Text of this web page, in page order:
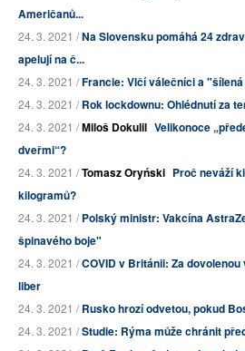
Američanů...
24. 3. 2021 /Na Slovensku pomáhá 24
apelují na č...
24. 3. 2021 /Francie: Vlčí válečníci a
24. 3. 2021 /Rok lockdownu: Ohlédnutí za
24. 3. 2021 /Miloš Dokulil Velikonoce
dveřmi“?
24. 3. 2021 /Tomasz Oryński Proč neváží
kilogramů?
24. 3. 2021 /Polský ministr: Vakcína
špinavého boje"
24. 3. 2021 /COVID v Británii: Za
liber
24. 3. 2021 /Rusko hrozí odvetou, pokud
24. 3. 2021 /Studie: Rýma může chránit